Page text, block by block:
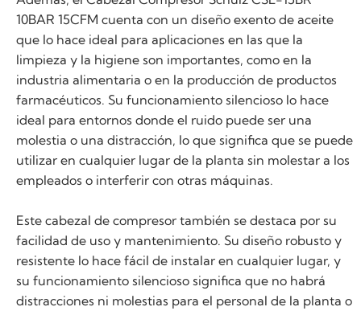
10BAR 15CFM cuenta con un diseño exento de aceite
que lo hace ideal para aplicaciones en las que la
limpieza y la higiene son importantes, como en la
industria alimentaria o en la producción de productos
farmacéuticos. Su funcionamiento silencioso lo hace
ideal para entornos donde el ruido puede ser una
molestia o una distracción, lo que significa que se puede
utilizar en cualquier lugar de la planta sin molestar a los
empleados o interferir con otras máquinas.
Este cabezal de compresor también se destaca por su
facilidad de uso y mantenimiento. Su diseño robusto y
resistente lo hace fácil de instalar en cualquier lugar, y
su funcionamiento silencioso significa que no habrá
distracciones ni molestias para el personal de la planta o